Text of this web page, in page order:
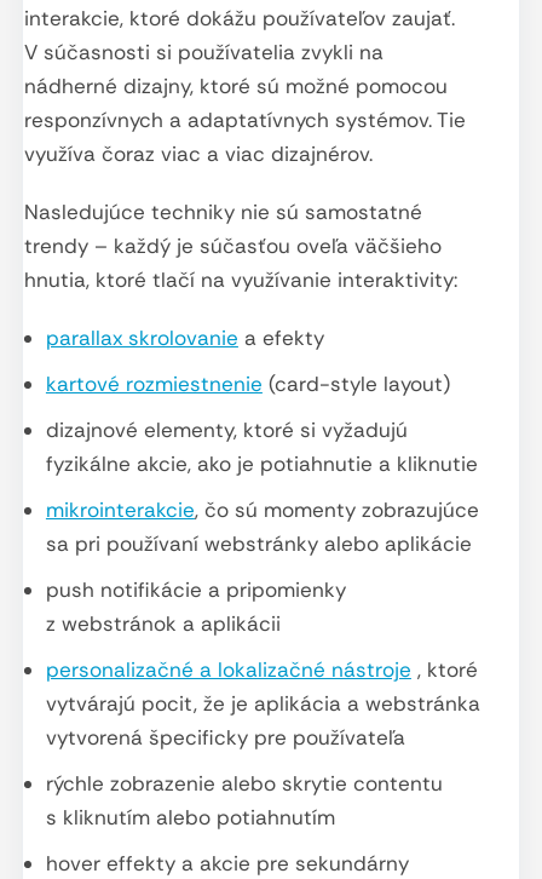
interakcie, ktoré dokážu používateľov zaujať.
V súčasnosti si používatelia zvykli na
nádherné dizajny, ktoré sú možné pomocou
responzívnych a adaptatívnych systémov. Tie
využíva čoraz viac a viac dizajnérov.
Nasledujúce techniky nie sú samostatné
trendy – každý je súčasťou oveľa väčšieho
hnutia, ktoré tlačí na využívanie interaktivity:
parallax skrolovanie a efekty
kartové rozmiestnenie (card-style layout)
dizajnové elementy, ktoré si vyžadujú
fyzikálne akcie, ako je potiahnutie a kliknutie
mikrointerakcie, čo sú momenty zobrazujúce
sa pri používaní webstránky alebo aplikácie
push notifikácie a pripomienky
z webstránok a aplikácii
personalizačné a lokalizačné nástroje , ktoré
vytvárajú pocit, že je aplikácia a webstránka
vytvorená špecificky pre používateľa
rýchle zobrazenie alebo skrytie contentu
s kliknutím alebo potiahnutím
hover effekty a akcie pre sekundárny